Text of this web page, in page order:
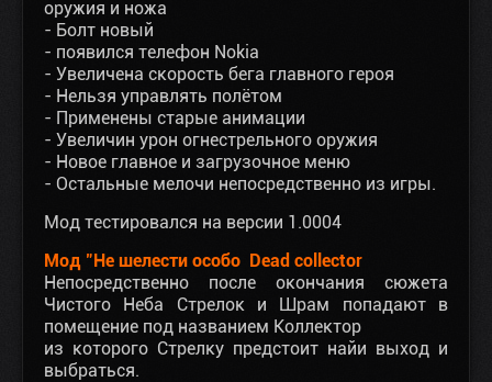
оружия и ножа
- Болт новый
- появился телефон Nokia
- Увеличена скорость бега главного героя
- Нельзя управлять полётом
- Применены старые анимации
- Увеличин урон огнестрельного оружия
- Новое главное и загрузочное меню
- Остальные мелочи непосредственно из игры.
Мод тестировался на версии 1.0004
Мод "Не шелести особо Dead collector
Непосредственно после окончания сюжета
Чистого Неба Стрелок и Шрам попадают в
помещение под названием Коллектор
из которого Стрелку предстоит найи выход и
выбраться.